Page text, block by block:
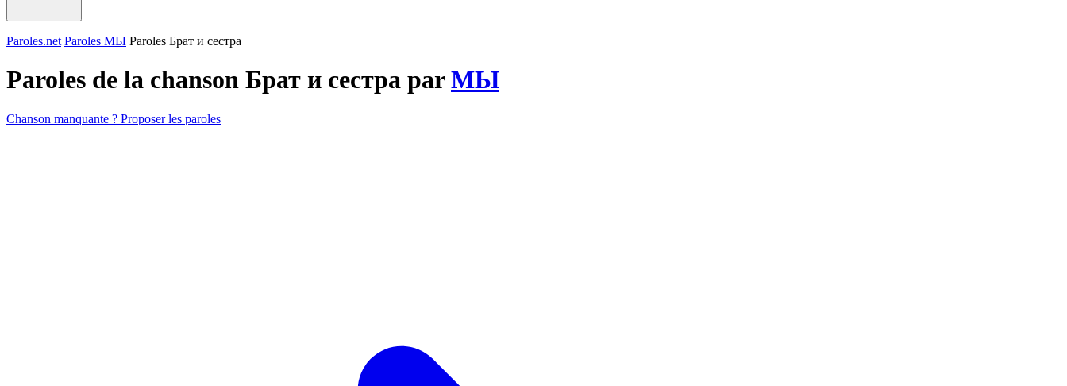
Paroles.net Paroles МЫ Paroles Брат и сестра
Paroles de la chanson Брат и сестра parМЫ
Chanson manquante ? Proposer les paroles